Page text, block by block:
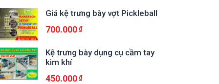
Giá kệ trưng bày vợt Pickleball
700.000
Kệ trưng bày dụng cụ cầm tay
kim khí
450.000